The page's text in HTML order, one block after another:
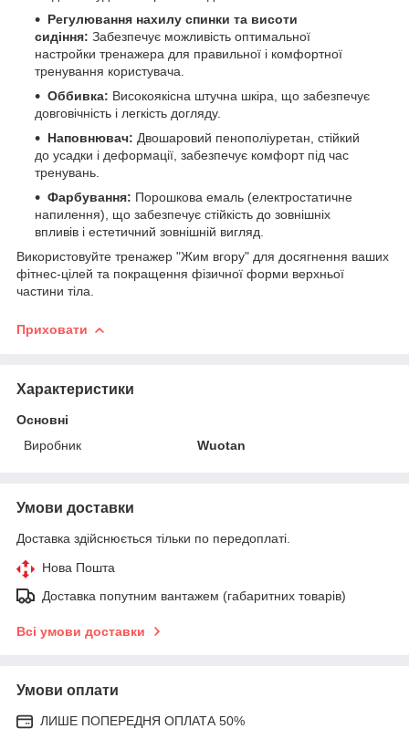
Регулювання нахилу спинки та висоти
сидіння: Забезпечує можливість оптимальної
настройки тренажера для правильної і комфортної
тренування користувача.
Оббивка: Високоякісна штучна шкіра, що забезпечує
довговічність і легкість догляду.
Наповнювач: Двошаровий пенополіуретан, стійкий
до усадки і деформації, забезпечує комфорт під час
тренувань.
Фарбування: Порошкова емаль (електростатичне
напилення), що забезпечує стійкість до зовнішніх
впливів і естетичний зовнішній вигляд.
Використовуйте тренажер "Жим вгору" для досягнення ваших
фітнес-цілей та покращення фізичної форми верхньої
частини тіла.
Приховати
Характеристики
Основні
Виробник
Wuotan
Умови доставки
Доставка здійснюється тільки по передоплаті.
Нова Пошта
Доставка попутним вантажем (габаритних товарів)
Всі умови доставки
Умови оплати
ЛИШЕ ПОПЕРЕДНЯ ОПЛАТА 50%